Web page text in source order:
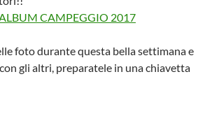
CAMPEGGIO 2017
foto durante questa bella settimana e
gli altri, preparatele in una chiavetta